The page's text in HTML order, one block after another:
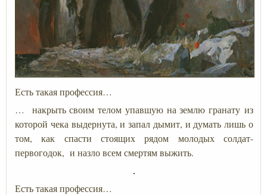
Есть такая профессия…
… накрыть своим телом упавшую на землю гранату из
которой чека выдернута, и запал дымит, и думать лишь о
том, как спасти стоящих рядом молодых солдат-
первогодок, и назло всем смертям выжить.
Есть такая профессия…